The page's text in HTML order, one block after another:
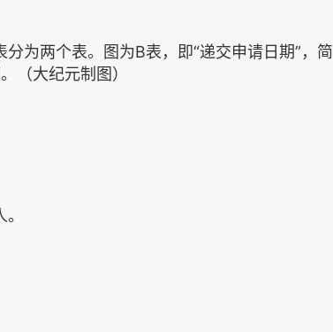
为两个表。图为B表，即“递交申请日期”，简
（大纪元制图）